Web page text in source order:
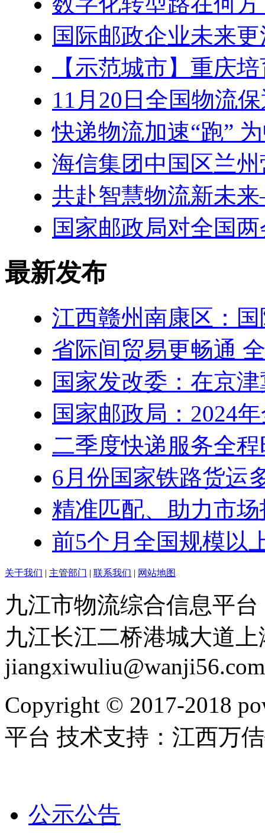
国际邮政企业未来
【示范城市】重庆
11月20日全国物流
快递物流加速“跑”
海信集团中国区兰
共赴智慧物流新未
国家邮政局对全国
最新发布
江西赣州南康区：
省际间贸易更畅通
国家发改委：在京
国家邮政局：2024
二季度快递服务全
6月份国家铁路货运
精准匹配、助力市
前5个月全国规模以
关于我们 | 主管部门 | 联系我们 | 网站地图
九江市物流综合信息平
九江长江二桥港城大道
jiangxiwuliu@wanji56.com
Copyright © 2017-2018
平台 技术支持：江西万
公示公告